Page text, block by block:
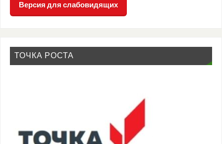
Версия для слабовидящих
ТОЧКА РОСТА